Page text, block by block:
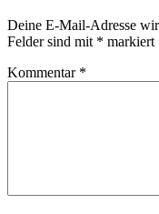
Deine E-Mail-Adresse
Felder sind mit * markiert
Kommentar *